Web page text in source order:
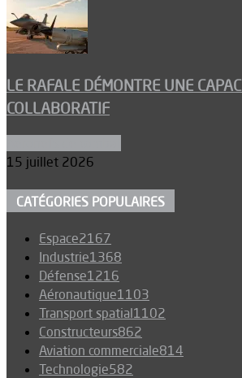
LE RAFALE DÉMONTRE UNE
COLLABORATIF
15 juillet 2026
CATÉGORIES POPULAIRES
Espace2167
Industrie1368
Défense1216
Aéronautique1103
Transport spatial1102
Constructeurs862
Aviation commerciale814
Technologie582